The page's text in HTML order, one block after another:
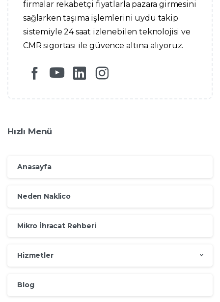
firmalar rekabetçi fiyatlarla pazara girmesini
sağlarken taşıma işlemlerini uydu takip
sistemiyle 24 saat izlenebilen teknolojisi ve
CMR sigortası ile güvence altına alıyoruz.
Hızlı Menü
Anasayfa
Neden Naklico
Mikro İhracat Rehberi
Hizmetler
Blog